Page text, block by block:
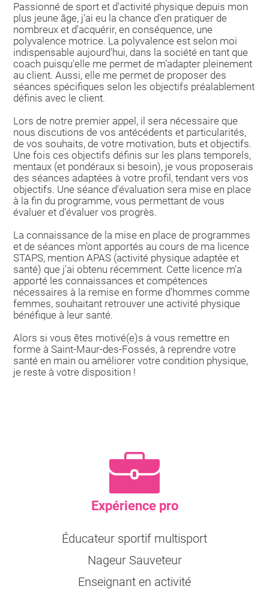
Passionné de sport et d'activité physique depuis mon
plus jeune âge, j'ai eu la chance d'en pratiquer de
nombreux et d'acquérir, en conséquence, une
polyvalence motrice. La polyvalence est selon moi
indispensable aujourd'hui, dans la société en tant que
coach puisqu'elle me permet de m'adapter pleinement
au client. Aussi, elle me permet de proposer des
séances spécifiques selon les objectifs préalablement
définis avec le client.
Lors de notre premier appel, il sera nécessaire que
nous discutions de vos antécédents et particularités,
de vos souhaits, de votre motivation, buts et objectifs.
Une fois ces objectifs définis sur les plans temporels,
mentaux (et pondéraux si besoin), je vous proposerais
des séances adaptées à votre profil, tendant vers vos
objectifs. Une séance d'évaluation sera mise en place
à la fin du programme, vous permettant de vous
évaluer et d'évaluer vos progrès.
La connaissance de la mise en place de programmes
et de séances m'ont apportés au cours de ma licence
STAPS, mention APAS (activité physique adaptée et
santé) que j'ai obtenu récemment. Cette licence m'a
apporté les connaissances et compétences
nécessaires à la remise en forme d'hommes comme
femmes, souhaitant retrouver une activité physique
bénéfique à leur santé.
Alors si vous êtes motivé(e)s à vous remettre en
forme à Saint-Maur-des-Fossés, à reprendre votre
santé en main ou améliorer votre condition physique,
je reste à votre disposition !
Expérience pro
Éducateur sportif multisport
Nageur Sauveteur
Enseignant en activité